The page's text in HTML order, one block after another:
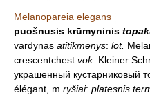
Melanopareia elegans
puošnusis krūmyninis
vardynas atitikmenys: lot.
crescentchest vok. Kleiner
украшенный кустарниковый
élégant, m ryšiai: platesnis